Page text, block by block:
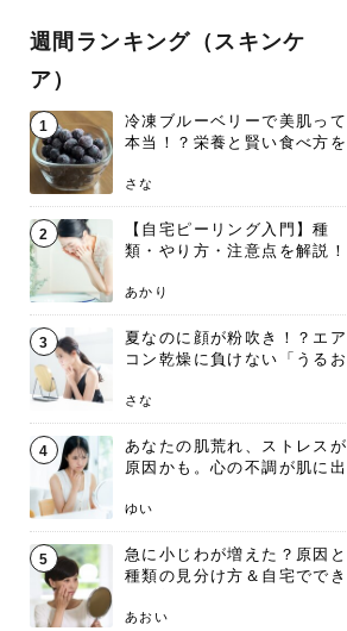
週間ランキング（スキンケ
ア）
1
冷凍ブルーベリーで美肌って
本当！？栄養と賢い食べ方を
さな
2
【自宅ピーリング入門】種
類・やり方・注意点を解説！
あかり
3
夏なのに顔が粉吹き！？エア
コン乾燥に負けない「うるお
さな
4
あなたの肌荒れ、ストレスが
原因かも。心の不調が肌に出
法
ゆい
5
急に小じわが増えた？原因と
種類の見分け方＆自宅ででき
あおい